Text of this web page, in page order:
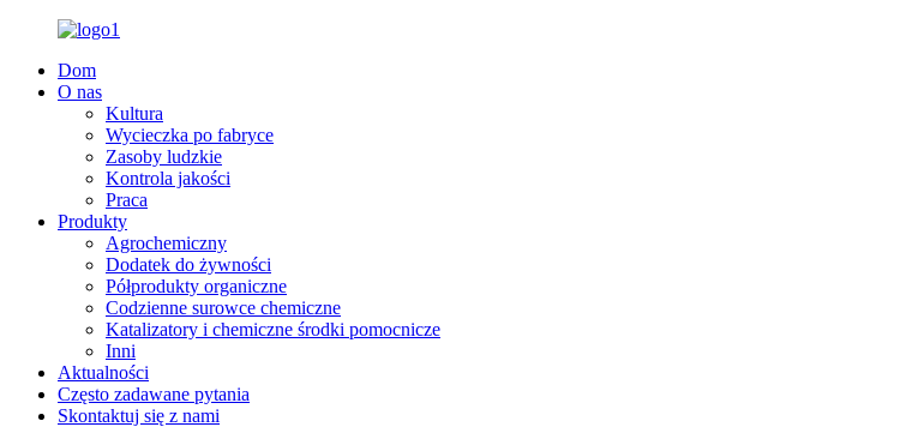
Dom
O nas
Kultura
Wycieczka po fabryce
Zasoby ludzkie
Kontrola jakości
Praca
Produkty
Agrochemiczny
Dodatek do żywności
Półprodukty organiczne
Codzienne surowce chemiczne
Katalizatory i chemiczne środki pomocnicze
Inni
Aktualności
Często zadawane pytania
Skontaktuj się z nami